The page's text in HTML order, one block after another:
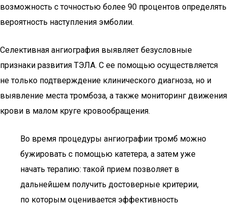
возможность с точностью более 90 процентов определять
вероятность наступления эмболии.
Селективная ангиография выявляет безусловные
признаки развития ТЭЛА. С ее помощью осуществляется
не только подтверждение клинического диагноза, но и
выявление места тромбоза, а также мониторинг движения
крови в малом круге кровообращения.
Во время процедуры ангиографии тромб можно
бужировать с помощью катетера, а затем уже
начать терапию: такой прием позволяет в
дальнейшем получить достоверные критерии,
по которым оценивается эффективность